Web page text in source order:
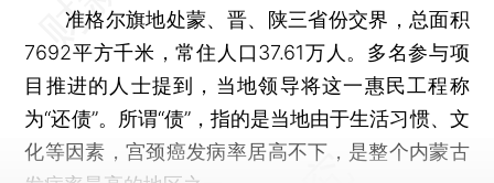
准格尔旗地处蒙、晋、陕三省份交界，总面积
7692平方千米，常住人口37.61万人。多名参与项
目推进的人士提到，当地领导将这一惠民工程称
为“还债”。所谓“债”，指的是当地由于生活习惯、文
化等因素，宫颈癌发病率居高不下，是整个内蒙古